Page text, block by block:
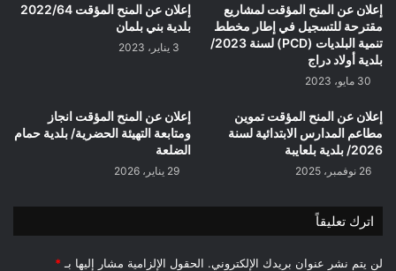
إعلان عن المنح المؤقت لمشاريع
مقترحة للتسجيل في إطار مخطط
تنمية البلديات (PCD) لسنة 2023/
بلدية أولاد دراج
30 مايو، 2023
إعلان عن المنح المؤقت 2022/64
بلدية بني بلمان
3 يناير، 2023
إعلان عن المنح المؤقت تموين
مطاعم المدارس الابتدائية لسنة
2026/ بلدية بلعايبة
26 نوفمبر، 2025
إعلان عن المنح المؤقت انجاز
ومتابعة التهيئة الحضرية/ بلدية حمام
الضلعة
29 يناير، 2026
اترك تعليقاً
لن يتم نشر عنوان بريدك الإلكتروني. الحقول الإلزامية مشار إليها بـ *